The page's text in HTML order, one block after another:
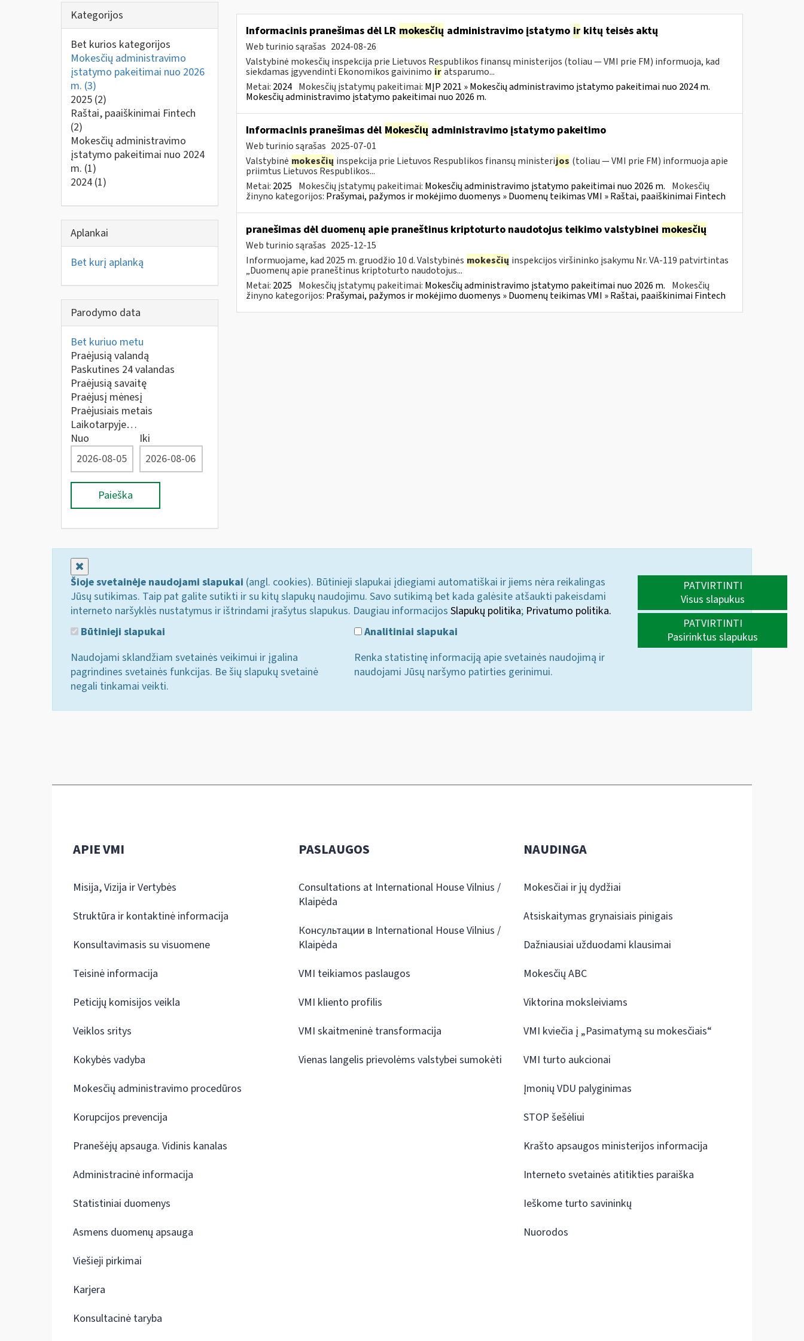
Kategorijos
Bet kurios kategorijos
Mokesčių administravimo
įstatymo pakeitimai nuo 2026
m. (3)
2025 (2)
Raštai, paaiškinimai Fintech
(2)
Mokesčių administravimo
įstatymo pakeitimai nuo 2024
m. (1)
2024 (1)
Aplankai
Bet kurį aplanką
Parodymo data
Bet kuriuo metu
Praėjusią valandą
Paskutines 24 valandas
Praėjusią savaitę
Praėjusį mėnesį
Praėjusiais metais
Laikotarpyje…
Nuo
Iki
Paieška
Informacinis pranešimas dėl LR mokesčių administravimo įstatymo irkitų teisės aktų
Web turinio sąrašas 2024-08-26
Valstybinė mokesčių inspekcija prie Lietuvos Respublikos finansų ministerijos (toliau — VMI prie FM) informuoja, kad
siekdamas įgyvendinti Ekonomikos gaivinimo ir atsparumo...
Metai: 2024 Mokesčių įstatymų pakeitimai: MĮP 2021 » Mokesčių administravimo įstatymo pakeitimai nuo 2024 m.
Mokesčių administravimo įstatymo pakeitimai nuo 2026 m.
Informacinis pranešimas dėl Mokesčių administravimo įstatymo pakeitimo
Web turinio sąrašas 2025-07-01
Valstybinė mokesčių inspekcija prie Lietuvos Respublikos finansų ministerijos (toliau — VMI prie FM) informuoja apie
priimtus Lietuvos Respublikos...
Metai: 2025 Mokesčių įstatymų pakeitimai: Mokesčių administravimo įstatymo pakeitimai nuo 2026 m. Mokesčių
žinyno kategorijos: Prašymai, pažymos ir mokėjimo duomenys » Duomenų teikimas VMI » Raštai, paaiškinimai Fintech
pranešimas dėl duomenų apie praneštinus kriptoturto naudotojus teikimo valstybinei mokesčių
Web turinio sąrašas 2025-12-15
Informuojame, kad 2025 m. gruodžio 10 d. Valstybinės mokesčių inspekcijos viršininko įsakymu Nr. VA-119 patvirtintas
„Duomenų apie praneštinus kriptoturto naudotojus...
Metai: 2025 Mokesčių įstatymų pakeitimai: Mokesčių administravimo įstatymo pakeitimai nuo 2026 m. Mokesčių
žinyno kategorijos: Prašymai, pažymos ir mokėjimo duomenys » Duomenų teikimas VMI » Raštai, paaiškinimai Fintech
Šioje svetainėje naudojami slapukai (angl. cookies). Būtinieji slapukai įdiegiami automatiškai ir jiems nėra reikalingas
Jūsų sutikimas. Taip pat galite sutikti ir su kitų slapukų naudojimu. Savo sutikimą bet kada galėsite atšaukti pakeisdami
interneto naršyklės nustatymus ir ištrindami įrašytus slapukus. Daugiau informacijos Slapukų politika; Privatumo politika.
Būtinieji slapukai
Naudojami sklandžiam svetainės veikimui ir įgalina
pagrindines svetainės funkcijas. Be šių slapukų svetainė
negali tinkamai veikti.
Analitiniai slapukai
Renka statistinę informaciją apie svetainės naudojimą ir
naudojami Jūsų naršymo patirties gerinimui.
PATVIRTINTI
Visus slapukus
PATVIRTINTI
Pasirinktus slapukus
APIE VMI
Misija, Vizija ir Vertybės
Struktūra ir kontaktinė informacija
Konsultavimasis su visuomene
Teisinė informacija
Peticijų komisijos veikla
Veiklos sritys
Kokybės vadyba
Mokesčių administravimo procedūros
Korupcijos prevencija
Pranešėjų apsauga. Vidinis kanalas
Administracinė informacija
Statistiniai duomenys
Asmens duomenų apsauga
Viešieji pirkimai
Karjera
Konsultacinė taryba
PASLAUGOS
Consultations at International House Vilnius /
Klaipėda
Консультации в International House Vilnius /
Klaipėda
VMI teikiamos paslaugos
VMI kliento profilis
VMI skaitmeninė transformacija
Vienas langelis prievolėms valstybei sumokėti
NAUDINGA
Mokesčiai ir jų dydžiai
Atsiskaitymas grynaisiais pinigais
Dažniausiai užduodami klausimai
Mokesčių ABC
Viktorina moksleiviams
VMI kviečia į „Pasimatymą su mokesčiais“
VMI turto aukcionai
Įmonių VDU palyginimas
STOP šešėliui
Krašto apsaugos ministerijos informacija
Interneto svetainės atitikties paraiška
Ieškome turto savininkų
Nuorodos